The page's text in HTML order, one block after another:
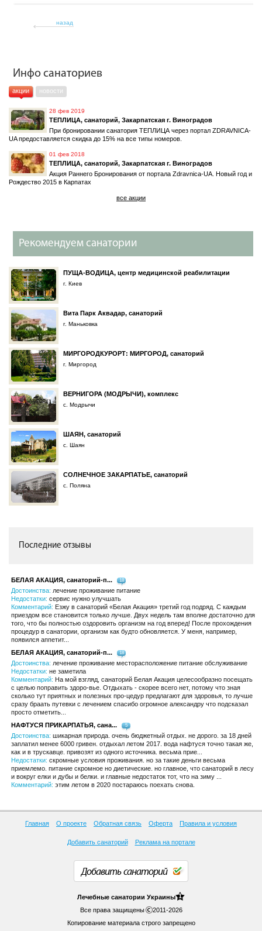
назад
Инфо санаториев
акции новости
28 фев 2019
ТЕПЛИЦА, санаторий, Закарпатская г. Виноградов
При бронировании санатория ТЕПЛИЦА через портал ZDRAVNICA-
UA предоставляется скидка до 15% на все типы номеров.
01 фев 2018
ТЕПЛИЦА, санаторий, Закарпатская г. Виноградов
Акция Раннего Бронирования от портала Zdravnica-UA. Новый год и
Рождество 2015 в Карпатах
все акции
Рекомендуем санатории
ПУЩА-ВОДИЦА, центр медицинской реабилитации
г. Киев
Вита Парк Аквадар, санаторий
г. Маньковка
МИРГОРОДКУРОРТ: МИРГОРОД, санаторий
г. Миргород
ВЕРНИГОРА (МОДРЫЧИ), комплекс
с. Модрычи
ШАЯН, санаторий
с. Шаян
СОЛНЕЧНОЕ ЗАКАРПАТЬЕ, санаторий
с. Поляна
Последние отзывы
БЕЛАЯ АКАЦИЯ, санаторий-п... 18
Достоинства: лечение проживание питание
Недостатки: сервис нужно улучшать
Комментарий: Езжу в санаторий «Белая Акация» третий год подряд. С каждым
приездом все становится только лучше. Двух недель там вполне достаточно для
того, что бы полностью оздоровить организм на год вперед! После прохождения
процедур в санатории, организм как будто обновляется. У меня, например,
появился аппетит...
БЕЛАЯ АКАЦИЯ, санаторий-п...
18
Достоинства: лечение проживание месторасположение питание обслуживание
Недостатки: не заметила
Комментарий: На мой взгляд, санаторий Белая Акация целесообразно посещать
с целью поправить здоро-вье. Отдыхать - скорее всего нет, потому что зная
сколько тут приятных и полезных про-цедур предлагают для здоровья, то лучше
сразу браать путевки с лечением спасибо огромное александру что подсказал
просто отметить...
НАФТУСЯ ПРИКАРПАТЬЯ, сана...
5
Достоинства: шикарная природа. очень бюджетный отдых. не дорого. за 18 дней
заплатил менее 6000 гривен. отдыхал летом 2017. вода нафтуся точно такая же,
как и в трускавце. привозят из одного источника. весьма прие...
Недостатки: скромные условия проживания. но за такие деньги весьма
приемлемо. питание скромное но диетические. но главное, что санаторий в лесу
и вокруг елки и дубы и белки. и главные недостаток тот, что на зиму ...
Комментарий: этим летом в 2020 постараюсь поехать снова.
Главная О проекте Обратная связь Оферта Правила и условия
Добавить санаторий Реклама на портале
Лечебные санатории Украины 1
Все права защищены
2011-2026
Копирование материала строго запрещено
Добавить санаторий